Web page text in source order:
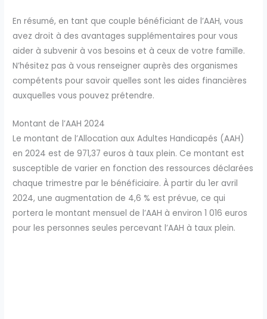
En résumé, en tant que couple bénéficiant de l’AAH, vous
avez droit à des avantages supplémentaires pour vous
aider à subvenir à vos besoins et à ceux de votre famille.
N’hésitez pas à vous renseigner auprès des organismes
compétents pour savoir quelles sont les aides financières
auxquelles vous pouvez prétendre.
Montant de l’AAH 2024
Le montant de l’Allocation aux Adultes Handicapés (AAH)
en 2024 est de 971,37 euros à taux plein. Ce montant est
susceptible de varier en fonction des ressources déclarées
chaque trimestre par le bénéficiaire. À partir du 1er avril
2024, une augmentation de 4,6 % est prévue, ce qui
portera le montant mensuel de l’AAH à environ 1 016 euros
pour les personnes seules percevant l’AAH à taux plein.